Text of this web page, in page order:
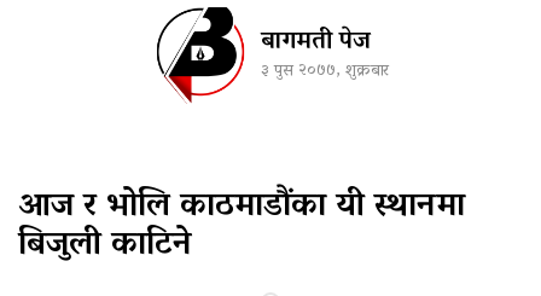
बागमती पेज
३ पुस २०७७, शुक्रबार
आज र भोलि काठमाडौंका यी स्थानमा
बिजुली काटिने